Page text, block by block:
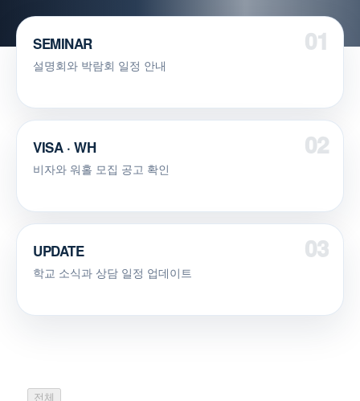
SEMINAR
설명회와 박람회 일정 안내
VISA · WH
비자와 워홀 모집 공고 확인
UPDATE
학교 소식과 상담 일정 업데이트
전체